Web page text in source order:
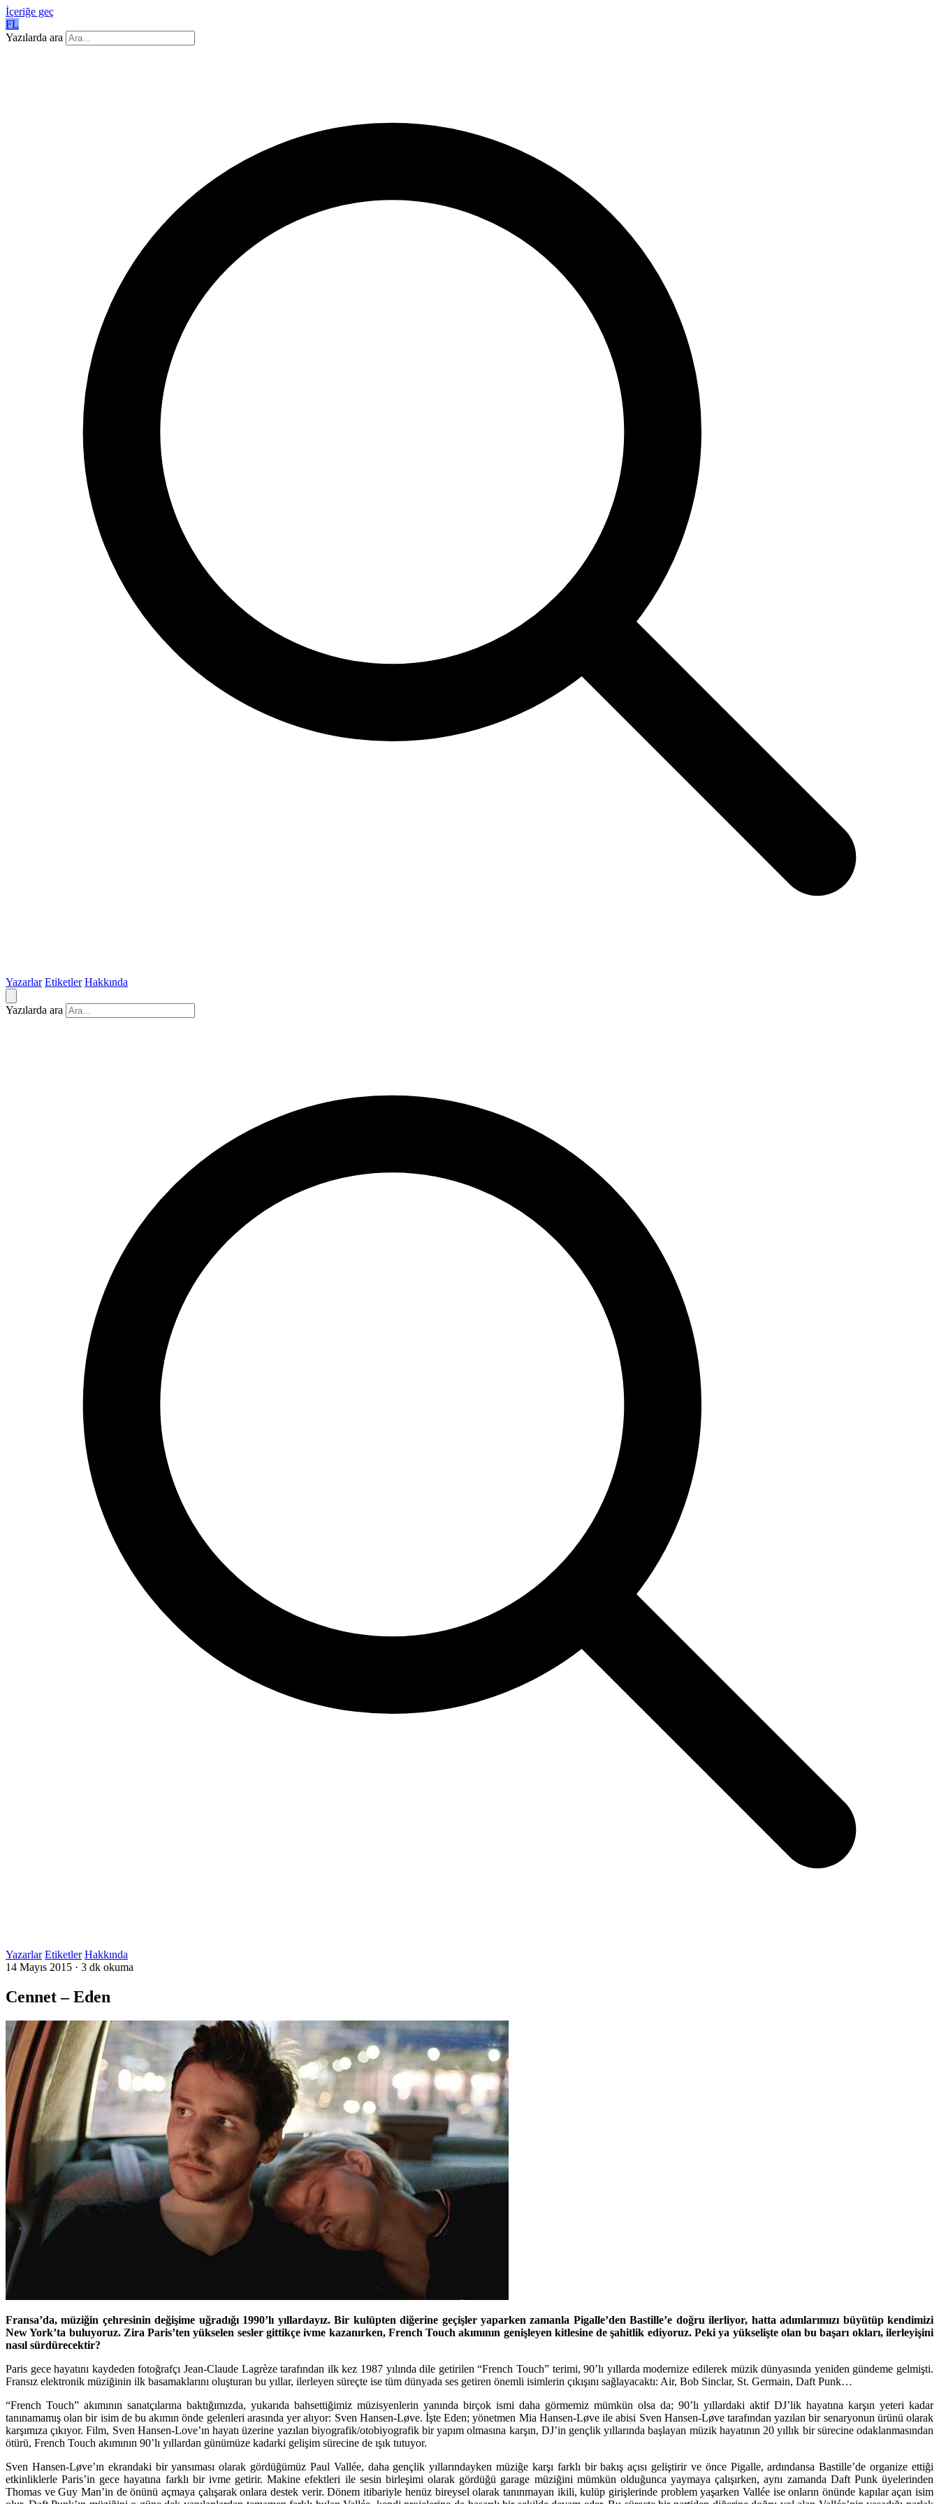
İçeriğe geç
FL
Yazılarda ara
Yazarlar Etiketler Hakkında
Yazılarda ara
Yazarlar Etiketler Hakkında
14 Mayıs 2015 · 3 dk okuma
Cennet – Eden
Fransa’da, müziğin çehresinin değişime uğradığı 1990’lı yıllardayız. Bir kulüpten diğerine geçişler yaparken zamanla Pigalle’den Bastille’e doğru ilerliyor, hatta adımlarımızı büyütüp kendimizi
New York’ta buluyoruz. Zira Paris’ten yükselen sesler gittikçe ivme kazanırken, French Touch akımının genişleyen kitlesine de şahitlik ediyoruz. Peki ya yükselişte olan bu başarı okları, ilerleyişini
nasıl sürdürecektir?
Paris gece hayatını kaydeden fotoğrafçı Jean-Claude Lagrèze tarafından ilk kez 1987 yılında dile getirilen “French Touch” terimi, 90’lı yıllarda modernize edilerek müzik dünyasında yeniden gündeme gelmişti.
Fransız elektronik müziğinin ilk basamaklarını oluşturan bu yıllar, ilerleyen süreçte ise tüm dünyada ses getiren önemli isimlerin çıkışını sağlayacaktı: Air, Bob Sinclar, St. Germain, Daft Punk…
“French Touch” akımının sanatçılarına baktığımızda, yukarıda bahsettiğimiz müzisyenlerin yanında birçok ismi daha görmemiz mümkün olsa da; 90’lı yıllardaki aktif DJ’lik hayatına karşın yeteri kadar
tanınamamış olan bir isim de bu akımın önde gelenleri arasında yer alıyor: Sven Hansen-Løve. İşte Eden; yönetmen Mia Hansen-Løve ile abisi Sven Hansen-Løve tarafından yazılan bir senaryonun ürünü olarak
karşımıza çıkıyor. Film, Sven Hansen-Love’ın hayatı üzerine yazılan biyografik/otobiyografik bir yapım olmasına karşın, DJ’in gençlik yıllarında başlayan müzik hayatının 20 yıllık bir sürecine odaklanmasından
ötürü, French Touch akımının 90’lı yıllardan günümüze kadarki gelişim sürecine de ışık tutuyor.
Sven Hansen-Løve’ın ekrandaki bir yansıması olarak gördüğümüz Paul Vallée, daha gençlik yıllarındayken müziğe karşı farklı bir bakış açısı geliştirir ve önce Pigalle, ardındansa Bastille’de organize ettiği
etkinliklerle Paris’in gece hayatına farklı bir ivme getirir. Makine efektleri ile sesin birleşimi olarak gördüğü garage müziğini mümkün olduğunca yaymaya çalışırken, aynı zamanda Daft Punk üyelerinden
Thomas ve Guy Man’in de önünü açmaya çalışarak onlara destek verir. Dönem itibariyle henüz bireysel olarak tanınmayan ikili, kulüp girişlerinde problem yaşarken Vallée ise onların önünde kapılar açan isim